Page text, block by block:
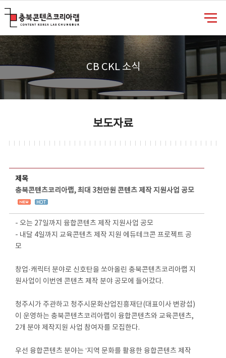
CB CKL 소식
보도자료
제목
충북콘텐츠코리아랩, 최대 3천만원 콘텐츠 제작 지원사업 공모
- 오는 27일까지 융합콘텐츠 제작 지원사업 공모
- 내달 4일까지 교육콘텐츠 제작 지원 에듀테크콘 프로젝트 공
모
창업·캐릭터 분야로 신호탄을 쏘아올린 충북콘텐츠코리아랩 지
원사업이 이번엔 콘텐츠 제작 분야 공모에 들어갔다.
청주시가 주관하고 청주시문화산업진흥재단(대표이사 변광섭)
이 운영하는 충북콘텐츠코리아랩이 융합콘텐츠와 교육콘텐츠,
2개 분야 제작지원 사업 참여자를 모집한다.
우선 융합콘텐츠 분야는 ‘지역 문화를 활용한 융합콘텐츠 제작